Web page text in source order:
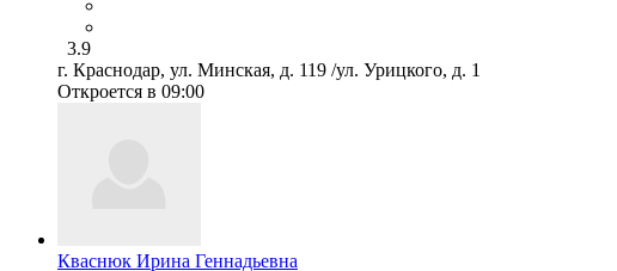
3.9
г. Краснодар, ул. Минская, д. 119 /ул. Урицкого, д. 1
Откроется в 09:00
Кваснюк Ирина Геннадьевна